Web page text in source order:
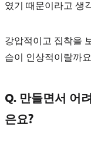
였기 때문이라고 생
강압적이고 집착을
습이 인상적이랄까
Q. 만들면서 어
은요?